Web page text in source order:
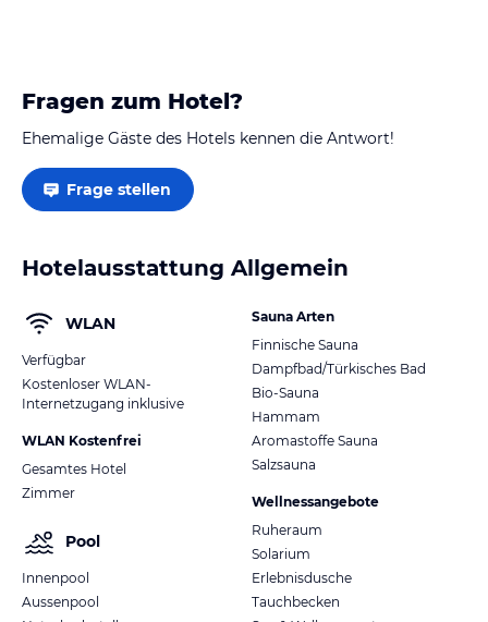
Fragen zum Hotel?
Ehemalige Gäste des Hotels kennen die Antwort!
Frage stellen
Hotelausstattung Allgemein
WLAN
Verfügbar
Kostenloser WLAN-
Internetzugang inklusive
WLAN Kostenfrei
Gesamtes Hotel
Zimmer
Pool
Innenpool
Aussenpool
Sauna Arten
Finnische Sauna
Dampfbad/Türkisches Bad
Bio-Sauna
Hammam
Aromastoffe Sauna
Salzsauna
Wellnessangebote
Ruheraum
Solarium
Erlebnisdusche
Tauchbecken